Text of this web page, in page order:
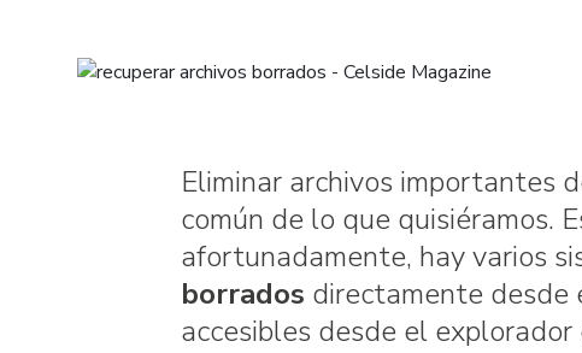
Eliminar archivos importantes
común de lo que quisiéramos.
afortunadamente, hay varios
borrados directamente desde
accesibles desde el